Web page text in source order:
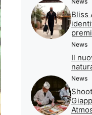
Bliss
News
Il
News